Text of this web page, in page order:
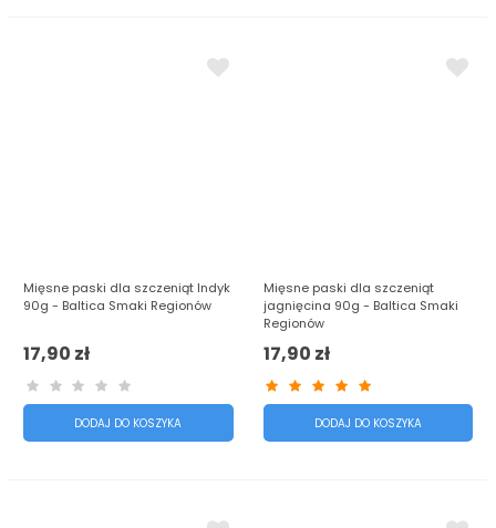
Mięsne paski dla szczeniąt Indyk
90g - Baltica Smaki Regionów
17,90 zł
DODAJ DO KOSZYKA
Mięsne paski dla szczeniąt
jagnięcina 90g - Baltica Smaki
Regionów
17,90 zł
DODAJ DO KOSZYKA